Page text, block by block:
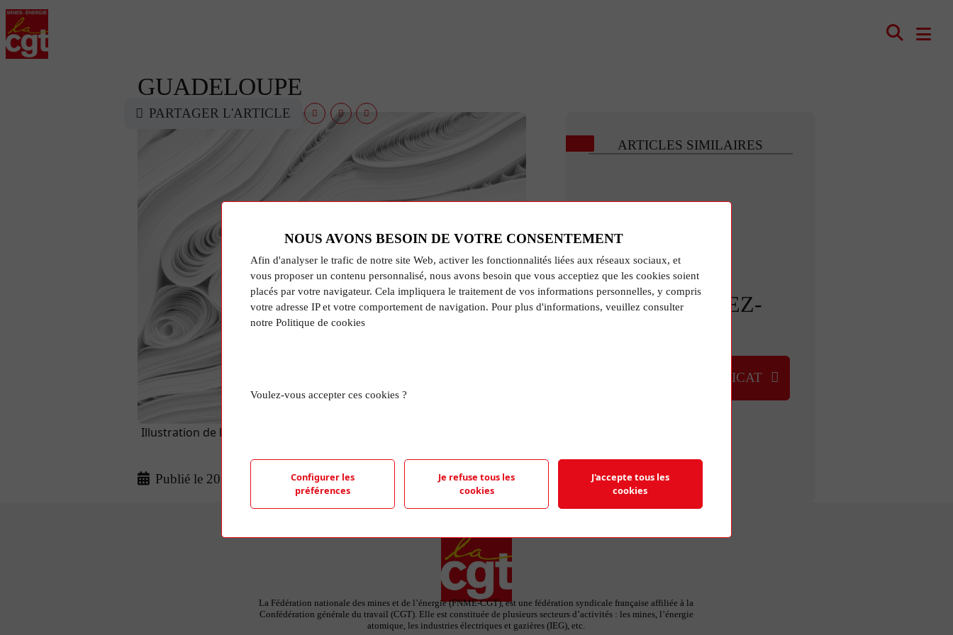
GUADELOUPE
Illustration de l'article aléatoire représentant le logo de la FNME-CGT et
Publié le 20 Mar 2024
PARTAGER L'ARTICLE
ARTICLES SIMILAIRES
RETROUVEZ-
TROUVER UN SYNDICAT
La Fédération nationale des mines et de l’énergie (FNME-CGT), est une fédération syndicale française affiliée à la
Confédération générale du travail (CGT). Elle est constituée de plusieurs secteurs d’activités : les mines, l’énergie
atomique, les industries électriques et gazières (IEG), etc.
NOUS AVONS BESOIN DE VOTRE CONSENTEMENT
Afin d'analyser le trafic de notre site Web, activer les fonctionnalités liées aux réseaux sociaux, et
vous proposer un contenu personnalisé, nous avons besoin que vous acceptiez que les cookies soient
placés par votre navigateur. Cela impliquera le traitement de vos informations personnelles, y compris
votre adresse IP et votre comportement de navigation. Pour plus d'informations, veuillez consulter
notre Politique de cookies
Voulez-vous accepter ces cookies ?
Configurer les
préférences
Je refuse tous les
cookies
J'accepte tous les
cookies